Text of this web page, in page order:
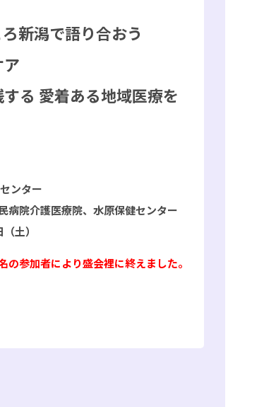
新潟で語り合おう
る 愛着ある地域医療を
ンター
病院介護医療院、水原保健センター
土）
参加者により盛会裡に終えました。